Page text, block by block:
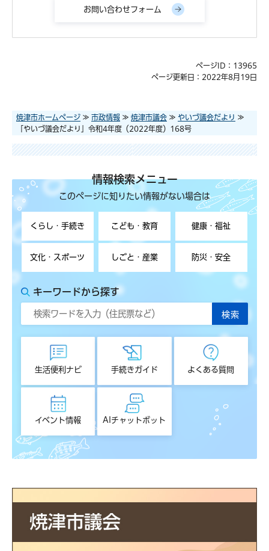
ページID：13965
ページ更新日：2022年8月19日
焼津市ホームページ ≫ 市政情報 ≫ 焼津市議会 ≫ やいづ議会だより ≫
「やいづ議会だより」令和4年度（2022年度）168号
情報検索メニュー
このページに知りたい情報がない場合は
くらし・手続き こども・教育 健康・福祉
文化・スポーツ しごと・産業 防災・安全
キーワードから探す
生活便利ナビ 手続きガイド よくある質問
イベント情報 AIチャットボット